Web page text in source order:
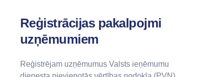
Reģistrācijas pakalpojmi
uzņēmumiem
Reģistrējam uzņēmumus Valsts ieņēmumu